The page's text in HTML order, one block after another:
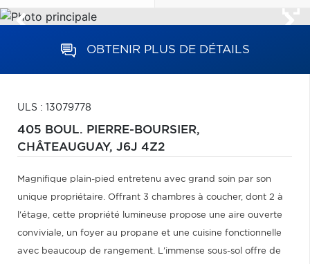
OBTENIR PLUS DE DÉTAILS
ULS : 13079778
405 BOUL. PIERRE-BOURSIER,
CHÂTEAUGUAY, J6J 4Z2
Magnifique plain-pied entretenu avec grand soin par son
unique propriétaire. Offrant 3 chambres à coucher, dont 2 à
l'étage, cette propriété lumineuse propose une aire ouverte
conviviale, un foyer au propane et une cuisine fonctionnelle
avec beaucoup de rangement. L'immense sous-sol offre de